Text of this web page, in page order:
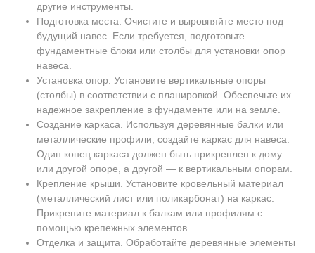
другие инструменты.
Подготовка места. Очистите и выровняйте место под
будущий навес. Если требуется, подготовьте
фундаментные блоки или столбы для установки опор
навеса.
Установка опор. Установите вертикальные опоры
(столбы) в соответствии с планировкой. Обеспечьте их
надежное закрепление в фундаменте или на земле.
Создание каркаса. Используя деревянные балки или
металлические профили, создайте каркас для навеса.
Один конец каркаса должен быть прикреплен к дому
или другой опоре, а другой — к вертикальным опорам.
Крепление крыши. Установите кровельный материал
(металлический лист или поликарбонат) на каркас.
Прикрепите материал к балкам или профилям с
помощью крепежных элементов.
Отделка и защита. Обработайте деревянные элементы